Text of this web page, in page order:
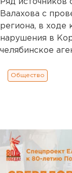
Ряд источников
Валахова с
региона, в ходе
нарушения в
челябинское
Общество